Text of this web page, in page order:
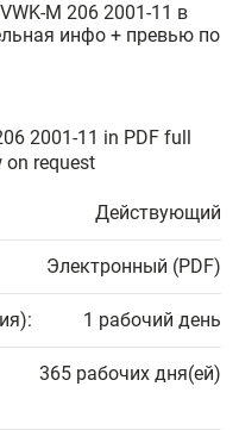
M 206 2001-11 в
инфо + превью по
2001-11 in PDF full
on request
Действующий
Электронный (PDF)
1 рабочий день
365 рабочих дня(ей)